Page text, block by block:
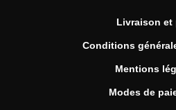
Livraison et
Conditions
Mentions
Modes de